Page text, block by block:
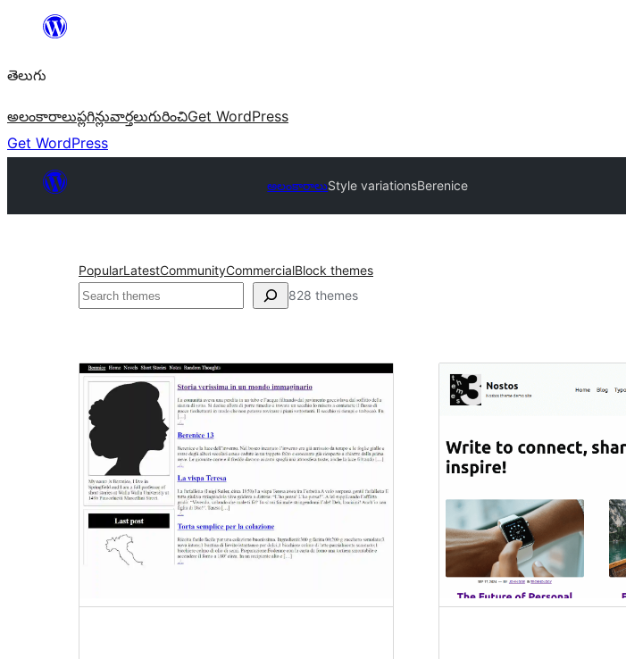
విషయానికి
తెలుగు
అలంకారాలుప్లగిన్లువార్తలుగురించిGet WordPress
Get WordPress
అలంకారాలుStyle variationsBerenice
PopularLatestCommunityCommercialBlock themes
వెతుకు 828 themes
Style
variations